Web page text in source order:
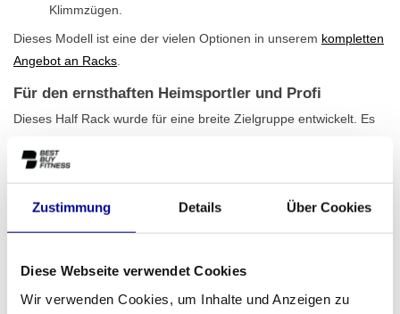
Zustimmung Details Über Cookies
Diese Webseite verwendet Cookies
Wir verwenden Cookies, um Inhalte und Anzeigen zu
Klimmzügen.
Dieses Modell ist eine der vielen Optionen in unserem kompletten
Angebot an Racks
Für den ernsthaften Heimsportler und Profi
Dieses Half Rack wurde für eine breite Zielgruppe entwickelt. Es
sein Home-Gym auf ein höheres Niveau heben möchte.
Gleichzeitig ist es aufgrund seiner Langlebigkeit und
professionellen Ausstrahlung eine kluge Wahl für geschäftliche
Umgebungen. Dazu gehören Personal-Training-Studios,
kompakte, aber komplette Trainingslösung suchen. Für
professionelle Kunden bieten wir verschiedenegeschäftliche